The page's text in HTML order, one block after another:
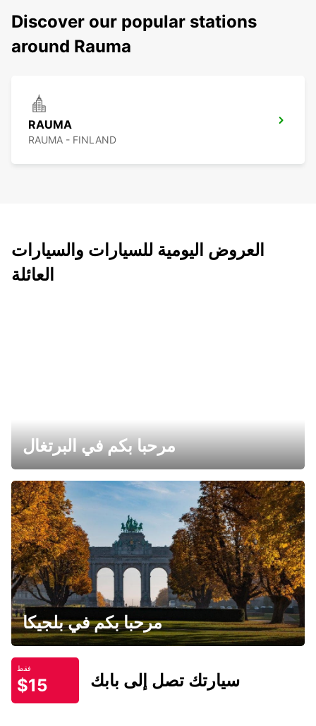
Discover our popular stations
around Rauma
RAUMA
RAUMA - FINLAND
العروض اليومية للسيارات والسيارات
العائلة
مرحبا بكم في البرتغال
مرحبا بكم في بلجيكا
فقط
$15 سيارتك تصل إلى بابك